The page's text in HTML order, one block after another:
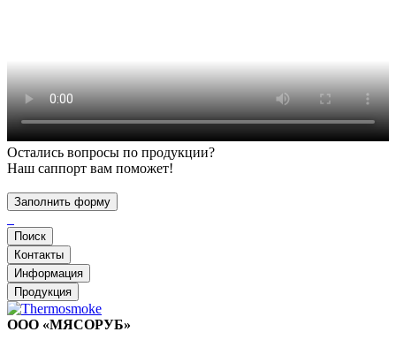
Остались вопросы по продукции?
Наш саппорт вам поможет!
Заполнить форму
Поиск
Контакты
Информация
Продукция
ООО «МЯСОРУБ»